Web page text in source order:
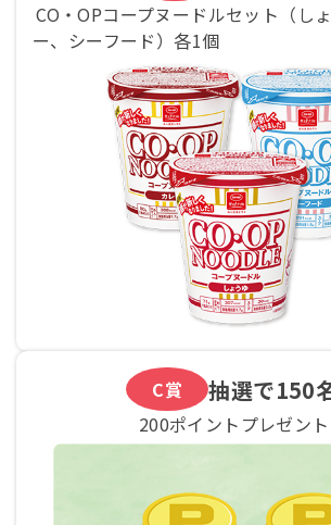
CO・OPコープヌードルセット（し
ー、シーフード）各1個
C賞 抽選で150
200ポイントプレゼント